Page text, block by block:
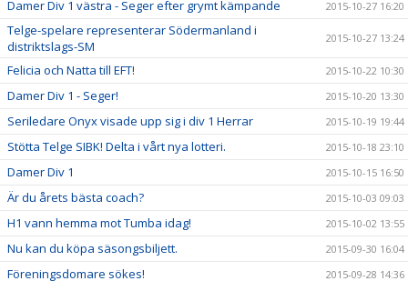
Damer Div 1 västra - Seger efter grymt kämpande 2015-10-27 16:20
Telge-spelare representerar Södermanland i
distriktslags-SM
2015-10-27 13:24
Felicia och Natta till EFT! 2015-10-22 10:30
Damer Div 1 - Seger! 2015-10-20 13:30
Seriledare Onyx visade upp sig i div 1 Herrar 2015-10-19 19:44
Stötta Telge SIBK! Delta i vårt nya lotteri. 2015-10-18 23:10
Damer Div 1 2015-10-15 16:50
Är du årets bästa coach? 2015-10-03 09:03
H1 vann hemma mot Tumba idag! 2015-10-02 13:55
Nu kan du köpa säsongsbiljett. 2015-09-30 16:04
Föreningsdomare sökes! 2015-09-28 14:36